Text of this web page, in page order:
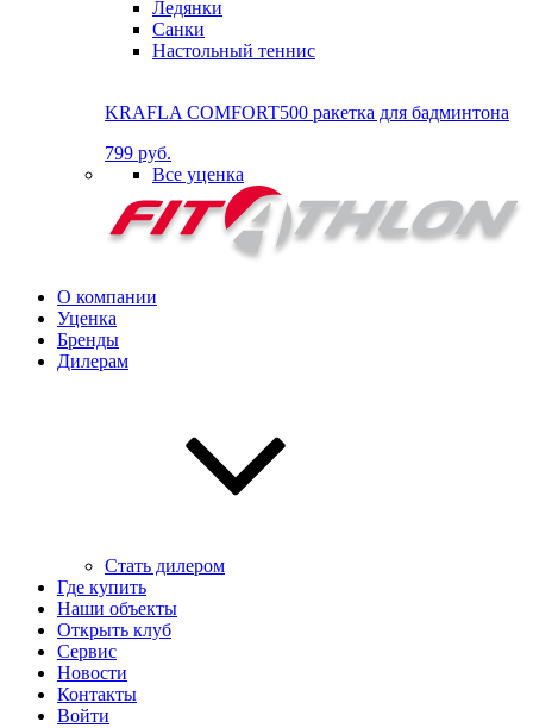
Ледянки
Санки
Настольный теннис
KRAFLA COMFORT500 ракетка для бадминтона
799 руб.
Все уценка
О компании
Уценка
Бренды
Дилерам
Стать дилером
Где купить
Наши объекты
Открыть клуб
Сервис
Новости
Контакты
Войти